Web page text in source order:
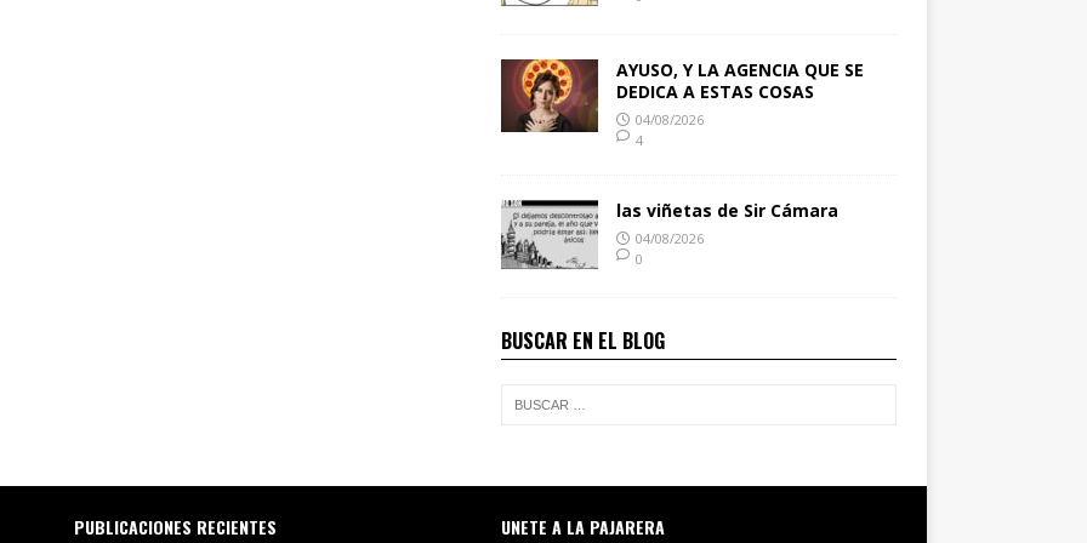
AYUSO, Y LA AGENCIA QUE SE
DEDICA A ESTAS COSAS
04/08/2026
4
las viñetas de Sir Cámara
04/08/2026
0
BUSCAR EN EL BLOG
PUBLICACIONES RECIENTES UNETE A LA PAJARERA